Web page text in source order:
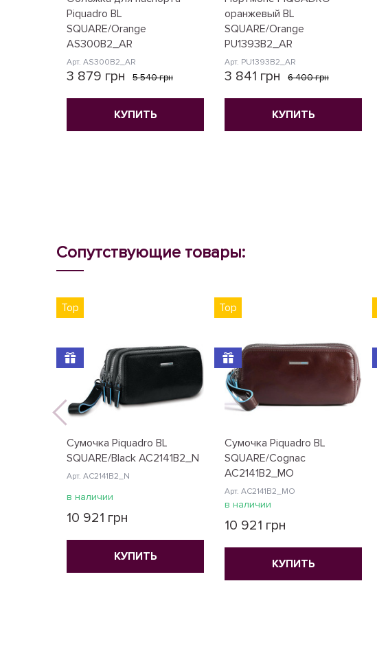
Piquadro BL
SQUARE/Orange
AS300B2_AR
Арт. AS300B2_AR
3 879 грн 5 540 грн
КУПИТЬ
оранжевый BL
SQUARE/Orange
PU1393B2_AR
Арт. PU1393B2_AR
3 841 грн 6 400 грн
КУПИТЬ
Сопутствующие товары:
Сумочка Piquadro BL
SQUARE/Black AC2141B2_N
Арт. AC2141B2_N
Top
в наличии
10 921 грн
КУПИТЬ
Сумочка Piquadro BL
SQUARE/Cognac
AC2141B2_MO
Арт. AC2141B2_MO
Top
в наличии
10 921 грн
КУПИТЬ